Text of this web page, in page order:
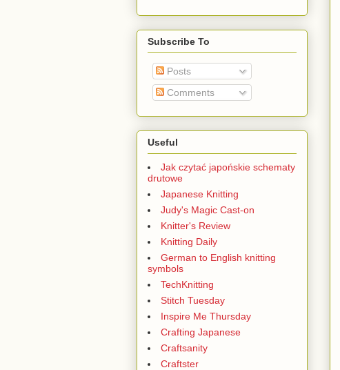
Subscribe To
Posts
Comments
Useful
Jak czytać japońskie schematy
drutowe
Japanese Knitting
Judy's Magic Cast-on
Knitter's Review
Knitting Daily
German to English knitting
symbols
TechKnitting
Stitch Tuesday
Inspire Me Thursday
Crafting Japanese
Craftsanity
Craftster